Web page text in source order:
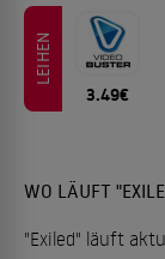
LEIHEN
3.49€
WO LÄUFT
"Exiled" läuft